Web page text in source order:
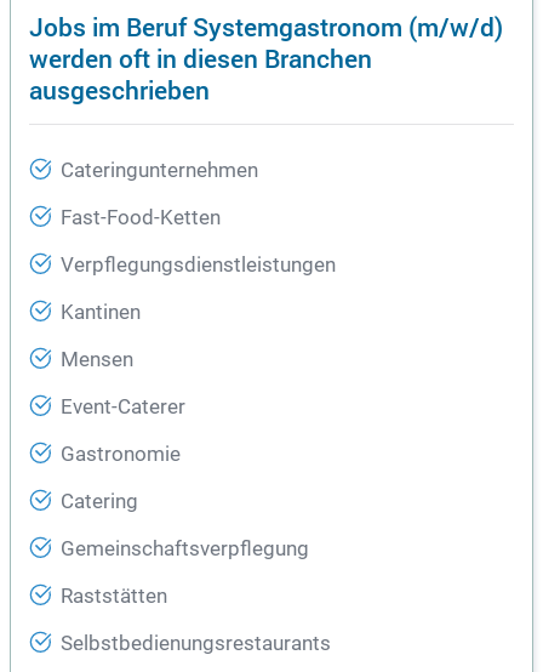
Jobs im Beruf Systemgastronom (m/w/d)
werden oft in diesen Branchen
ausgeschrieben
Cateringunternehmen
Fast-Food-Ketten
Verpflegungsdienstleistungen
Kantinen
Mensen
Event-Caterer
Gastronomie
Catering
Gemeinschaftsverpflegung
Raststätten
Selbstbedienungsrestaurants